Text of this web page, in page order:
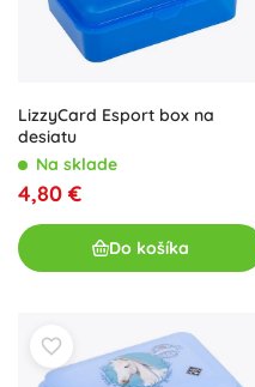
LizzyCard Esport box na
desiatu
Na sklade
4,80 €
Do košíka